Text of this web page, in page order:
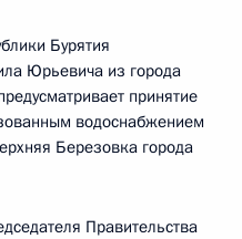
Бурятия
Юрьевича из города
принятие
водоснабжением
Березовка города
Правительства